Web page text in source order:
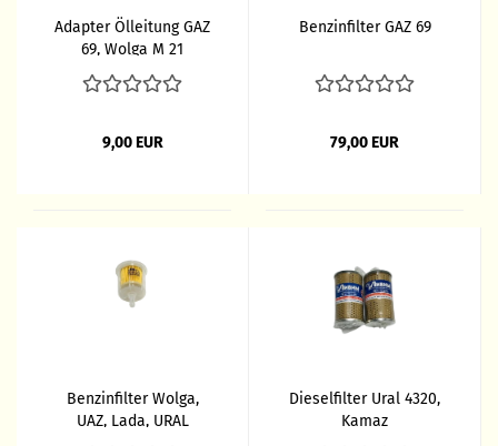
Adapter Ölleitung GAZ
69, Wolga M 21
9,00 EUR
Benzinfilter GAZ 69
79,00 EUR
Benzinfilter Wolga,
UAZ, Lada, URAL
Dieselfilter Ural 4320,
Kamaz